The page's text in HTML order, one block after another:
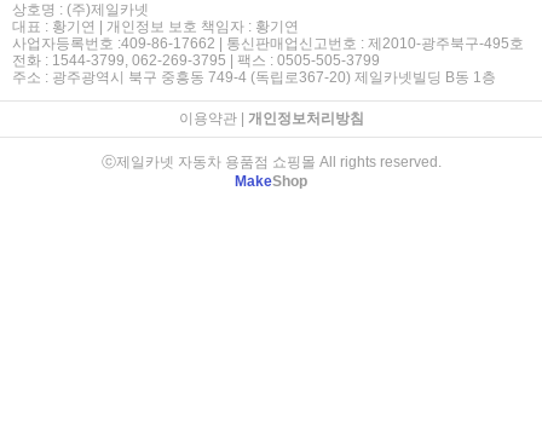
상호명 : (주)제일카넷
대표 : 황기연 | 개인정보 보호 책임자 : 황기연
사업자등록번호 :409-86-17662 | 통신판매업신고번호 : 제2010-광주북구-495호
전화 : 1544-3799, 062-269-3795 | 팩스 : 0505-505-3799
주소 : 광주광역시 북구 중흥동 749-4 (독립로367-20) 제일카넷빌딩 B동 1층
이용약관| 개인정보처리방침
ⓒ제일카넷 자동차 용품점 쇼핑몰 All rights reserved.
MakeShop